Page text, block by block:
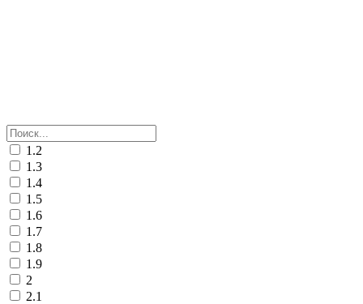
1.2
1.3
1.4
1.5
1.6
1.7
1.8
1.9
2
2.1